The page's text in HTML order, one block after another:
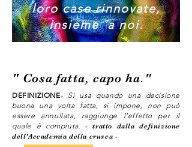
loro case rinnovate,
insieme a noi.
" Cosa fatta, capo ha."
DEFINIZIONE- Si usa quando una decisione
buona una volta fatta, si impone, non può
essere annullata, raggiunge l'effetto per il
quale è compiuta.- tratto dalla definizione
dell'Accademia della crusca -